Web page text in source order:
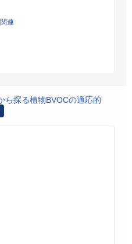
連
ら探る植物BVOCの適応的